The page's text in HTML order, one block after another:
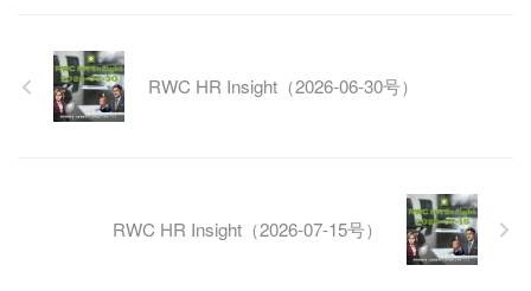
RWC HR Insight（2026-06-30号）
RWC HR Insight（2026-07-15号）